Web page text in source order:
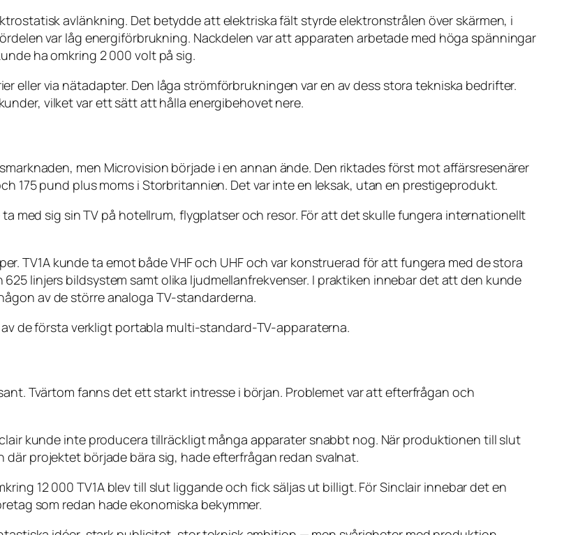
avlänkning. Det betydde att elektriska fält styrde elektronstrålen över skärmen, i
var låg energiförbrukning. Nackdelen var att apparaten arbetade med höga spänningar
ha omkring 2 000 volt på sig.
eller via nätadapter. Den låga strömförbrukningen var en av dess stora tekniska bedrifter.
vilket var ett sätt att hålla energibehovet nere.
men Microvision började i en annan ände. Den riktades först mot affärsresenärer
175 pund plus moms i Storbritannien. Det var inte en leksak, utan en prestigeprodukt.
med sig sin TV på hotellrum, flygplatser och resor. För att det skulle fungera internationellt
TV1A kunde ta emot både VHF och UHF och var konstruerad för att fungera med de stora
linjers bildsystem samt olika ljudmellanfrekvenser. I praktiken innebar det att den kunde
av de större analoga TV-standarderna.
de första verkligt portabla multi-standard-TV-apparaterna.
Tvärtom fanns det ett starkt intresse i början. Problemet var att efterfrågan och
kunde inte producera tillräckligt många apparater snabbt nog. När produktionen till slut
projektet började bära sig, hade efterfrågan redan svalnat.
12 000 TV1A blev till slut liggande och fick säljas ut billigt. För Sinclair innebar det en
som redan hade ekonomiska bekymmer.